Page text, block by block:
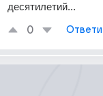
десятилетий...
0